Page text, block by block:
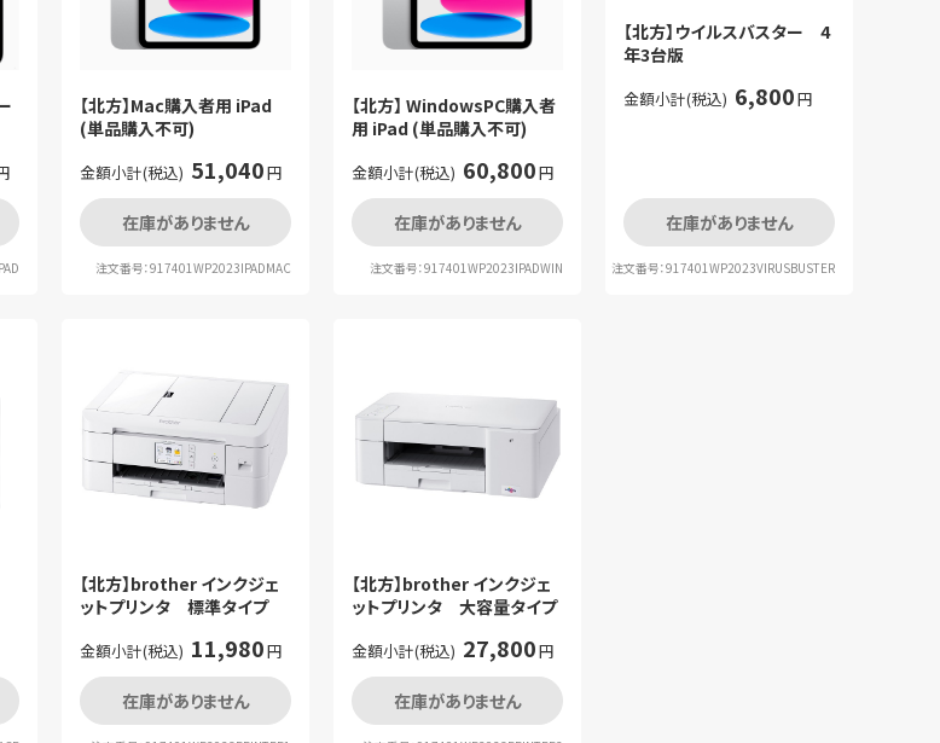
【北方】Mac購入者用 iPad
(単品購入不可)
金額小計(税込) 51,040円
在庫がありません
注文番号：917401WP2023IPADMAC
【北方】 WindowsPC購入者
用 iPad (単品購入不可)
金額小計(税込) 60,800円
在庫がありません
注文番号：917401WP2023IPADWIN
【北方】ウイルスバスター 4
年3台版
金額小計(税込) 6,800円
在庫がありません
注文番号：917401WP2023VIRUSBUSTER
【北方】brother インクジェ
ットプリンタ 標準タイプ
金額小計(税込) 11,980円
在庫がありません
【北方】brother インクジェ
ットプリンタ 大容量タイプ
金額小計(税込) 27,800円
在庫がありません